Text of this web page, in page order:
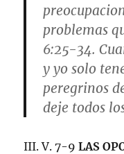
problemas
6:25-34.
y yo solo
peregrinos
deje todos
III. V. 7-9LAS